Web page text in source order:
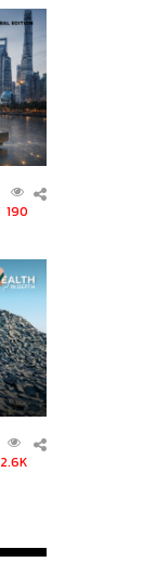
190
2.6K